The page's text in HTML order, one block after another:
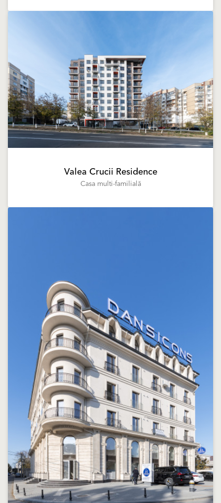
Valea Crucii Residence
Casa multi-familială